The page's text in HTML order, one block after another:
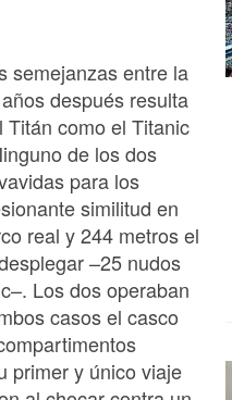
semejanzas entre la
después resulta
como el Titanic
de los dos
para los
similitud en
real y 244 metros el
–25 nudos
Los dos operaban
casos el casco
primer y único viaje